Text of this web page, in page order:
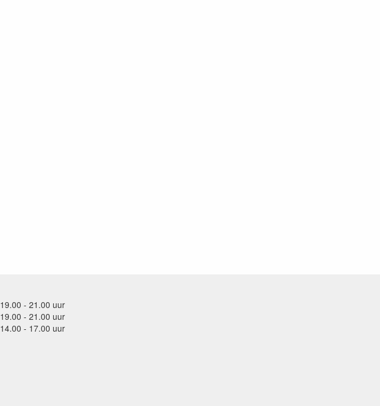
19.00 - 21.00 uur
19.00 - 21.00 uur
14.00 - 17.00 uur